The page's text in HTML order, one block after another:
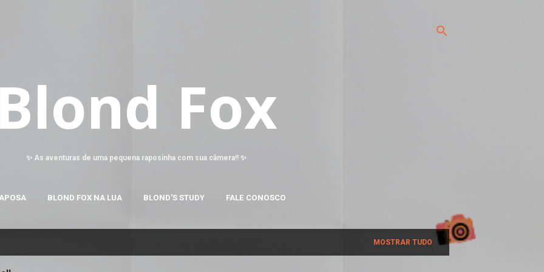
Blond Fox
✨ As aventuras de uma pequena raposinha com sua câmera!! ✨
BLOND FOX NA LUA BLOND'S STUDY FALE CONOSCO
MOSTRAR TUDO